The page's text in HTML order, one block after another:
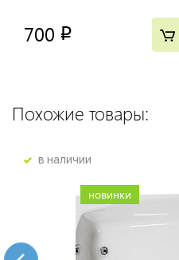
700 p
Похожие товары:
в наличии
новинки